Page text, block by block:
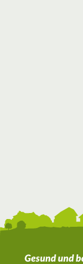
Gesund und